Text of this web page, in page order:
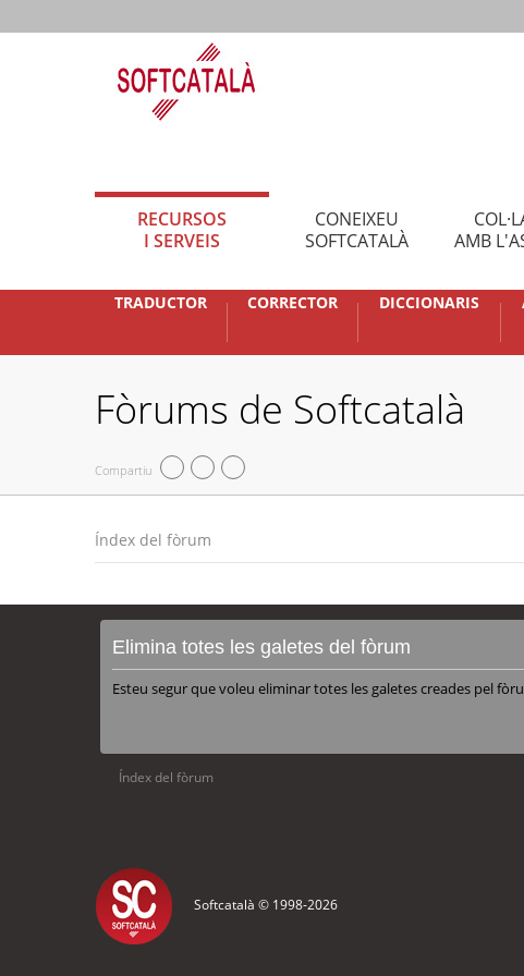
RECURSOS
I SERVEIS
CONEIXEU
SOFTCATALÀ
AMB
TRADUCTOR CORRECTOR DICCIONARIS
Fòrums de Softcatalà
Compartiu
Índex del fòrum
Elimina totes les galetes del fòrum
Esteu segur que voleu eliminar totes les galetes creades pel
Índex del fòrum
Softcatalà © 1998-2026